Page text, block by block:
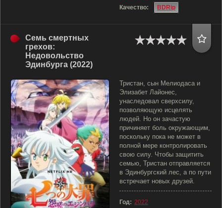
Качество:
BDRip
Семь смертных
грехов:
Недовольство
Эдинбурга (2022)
Тристан, сын Мелиодаса и
Элизабет Лайонес,
унаследовал сверхсилу,
позволяющую исцелять
людей. Но он зачастую
причиняет боль окружающим,
поскольку пока не может в
полной мере контролировать
свою силу. Чтобы защитить
семью, Тристан отправляется
в Эдинбургский лес, а по пути
встречает новых друзей.
Год: 2022